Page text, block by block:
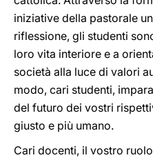
iniziative della pastorale
riflessione, gli studenti
loro vita interiore e a
società alla luce di valori
modo, cari studenti,
del futuro dei vostri
giusto e più umano.
Cari docenti, il vostro